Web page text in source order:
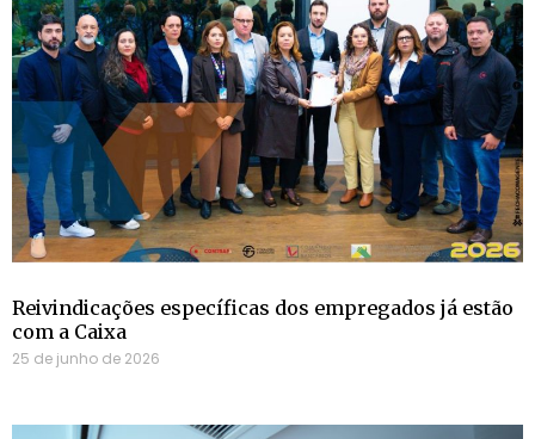
Reivindicações específicas dos empregados já estão
com a Caixa
25 de junho de 2026